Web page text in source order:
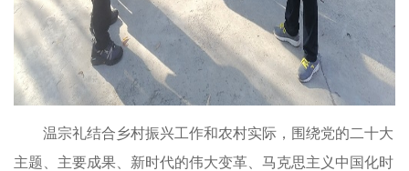
温宗礼结合乡村振兴工作和农村实际，围绕党的二十大
主题、主要成果、新时代的伟大变革、马克思主义中国化时